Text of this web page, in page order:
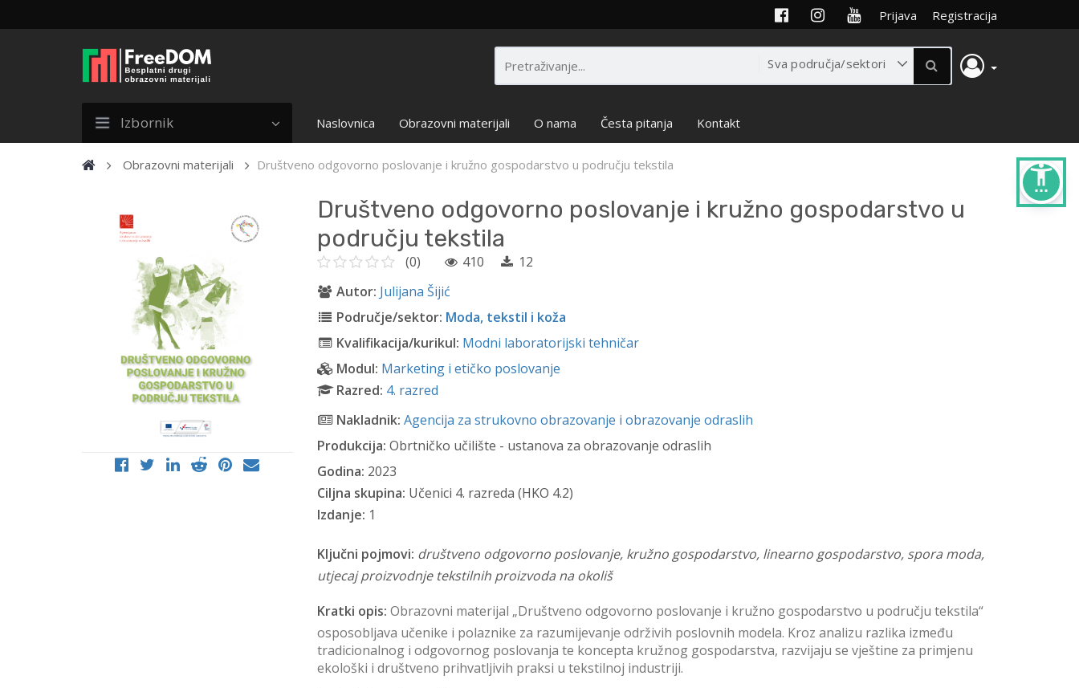
settings_accessibility
Prijava Registracija
Izbornik Naslovnica Obrazovni materijali O nama Česta pitanja Kontakt
Obrazovni materijali Društveno odgovorno poslovanje i kružno gospodarstvo u području tekstila
Društveno odgovorno poslovanje i kružno gospodarstvo u
području tekstila
(0) 410
12
Autor: Julijana Šijić
Područje/sektor: Moda, tekstil i koža
Kvalifikacija/kurikul: Modni laboratorijski tehničar
Modul: Marketing i etičko poslovanje
Razred: 4. razred
Nakladnik: Agencija za strukovno obrazovanje i obrazovanje odraslih
Produkcija: Obrtničko učilište - ustanova za obrazovanje odraslih
Godina: 2023
Ciljna skupina: Učenici 4. razreda (HKO 4.2)
Izdanje: 1
Ključni pojmovi: društveno odgovorno poslovanje, kružno gospodarstvo, linearno gospodarstvo, spora moda,
utjecaj proizvodnje tekstilnih proizvoda na okoliš
Kratki opis: Obrazovni materijal „Društveno odgovorno poslovanje i kružno gospodarstvo u području tekstila“
osposobljava učenike i polaznike za razumijevanje održivih poslovnih modela. Kroz analizu razlika između
tradicionalnog i odgovornog poslovanja te koncepta kružnog gospodarstva, razvijaju se vještine za primjenu
ekološki i društveno prihvatljivih praksi u tekstilnoj industriji.